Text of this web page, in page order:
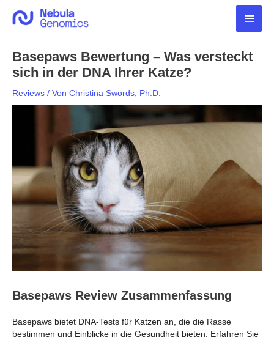
Inhalt
Basepaws Bewertung – Was versteckt
sich in der DNA Ihrer Katze?
Reviews / Von Christina Swords, Ph.D.
Basepaws Review Zusammenfassung
Basepaws bietet DNA-Tests für Katzen an, die die Rasse
bestimmen und Einblicke in die Gesundheit bieten. Erfahren Sie